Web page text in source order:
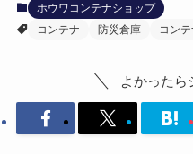
ホウワコンテナショップ
コンテナ
防災倉庫 コン
よかったら